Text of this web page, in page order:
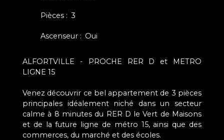
Pièces : 3
Ascenseur : Oui
ALFORTVILLE - PROCHE RER D et METRO
LIGNE 15
Venez découvrir ce bel appartement de 3 pièces
principales idéalement niché dans un secteur
calme à 8 minutes du RER D le Vert de Maisons
et de la future ligne de métro 15, ainsi que des
commerces, du marché et des écoles.